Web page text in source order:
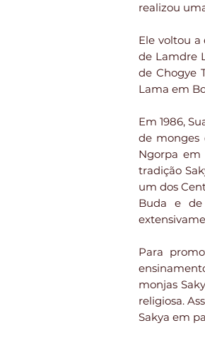
realizou
Ele voltou a
de Lamdre
de Chogye
Lama em
Em 1986,
de monges
Ngorpa em
tradição
um dos
Buda e de
Para
monjas
religiosa.
Sakya em